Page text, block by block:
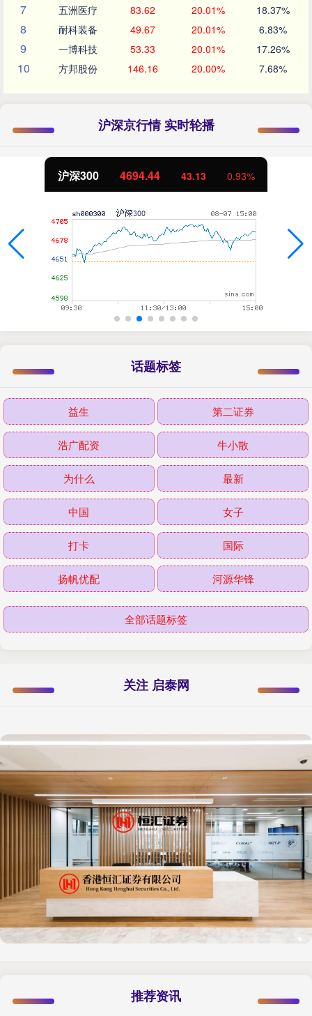
7 五洲医疗 83.62 20.01% 18.37%
8 耐科装备 49.67 20.01% 6.83%
9 一博科技 53.33 20.01% 17.26%
10 方邦股份 146.16 20.00% 7.68%
沪深京行情 实时轮播
沪深300 4694.44 43.13 0.93%
话题标签
益生 第二证券
浩广配资 牛小散
为什么 最新
中国 女子
打卡 国际
扬帆优配 河源华锋
全部话题标签
关注 启泰网
推荐资讯